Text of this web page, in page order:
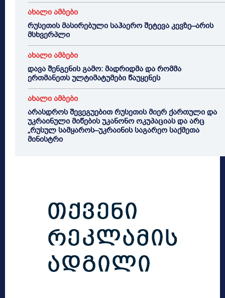
ახალი ამბები
რუსეთის მასირებული საჰაერო შეტევა კევზე–არის
მსხვერპლი
ახალი ამბები
დავა შენგენის გამო: მადრიდმა და რომმა
ერთმანეთს ულტიმატუმები წაუყენეს
ახალი ამბები
არასდროს შევეგუებით რუსეთის მიერ ქართული და
უკრაინული მიწების უკანონო ოკუპაციას და არც
„რუსულ სამყაროს–უკრაინის საგარეო საქმეთა
მინისტრი